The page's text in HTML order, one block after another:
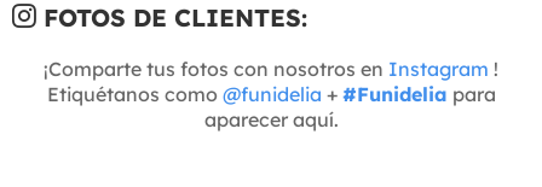
FOTOS DE CLIENTES:
¡Comparte tus fotos con nosotros en Instagram !
Etiquétanos como @funidelia + #Funidelia para
aparecer aquí.